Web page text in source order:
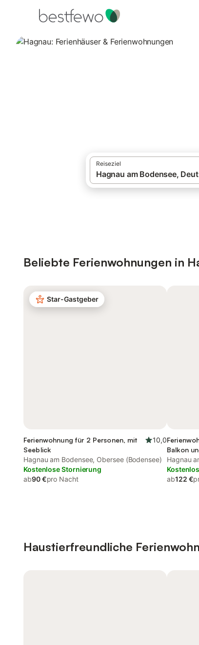
Reiseziel
Beliebte Ferienwohnungen in
Star-Gastgeber
Ferienwohnung für 2 Personen, mit
Seeblick
10,0
Hagnau am Bodensee, Obersee (Bodensee)
Kostenlose Stornierung
ab90 €pro Nacht
Balkon
Garten
Hagnau
ab122 €
Haustierfreundliche